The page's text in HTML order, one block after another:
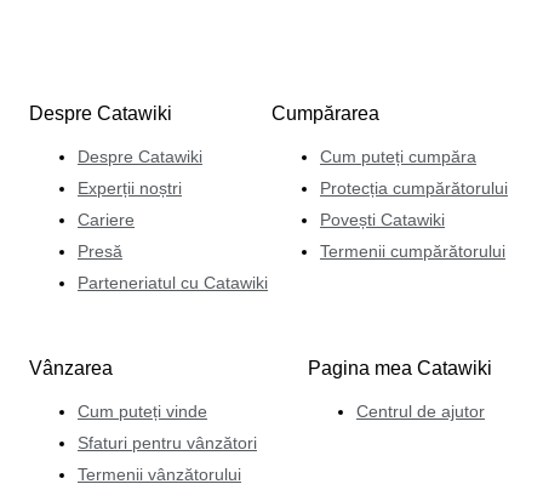
Despre Catawiki
Despre Catawiki
Experții noștri
Cariere
Presă
Parteneriatul cu Catawiki
Cumpărarea
Cum puteți cumpăra
Protecția cumpărătorului
Povești Catawiki
Termenii cumpărătorului
Vânzarea
Cum puteți vinde
Sfaturi pentru vânzători
Termenii vânzătorului
Pagina mea Catawiki
Centrul de ajutor